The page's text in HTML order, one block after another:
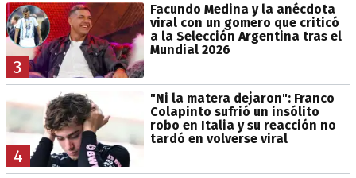
3
Facundo Medina y la anécdota
viral con un gomero que criticó
a la Selección Argentina tras el
Mundial 2026
4
"Ni la matera dejaron": Franco
Colapinto sufrió un insólito
robo en Italia y su reacción no
tardó en volverse viral